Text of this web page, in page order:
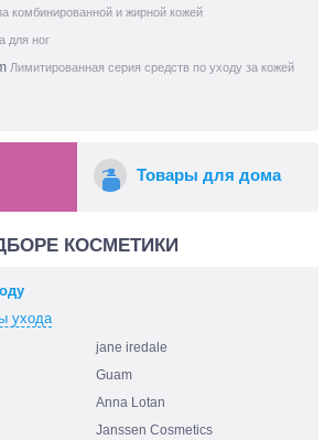
комбинированной и жирной кожей
для ног
Лимитированная серия средств по уходу за кожей
Товары для дома
КОСМЕТИКИ
ухода
jane iredale
Guam
Anna Lotan
Janssen Cosmetics